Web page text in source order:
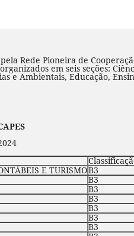
Rede Pioneira de
em seis seções:
e Ambientais, Educação,
E TURISMOB3
B3
B3
B3
B3
B3
B3